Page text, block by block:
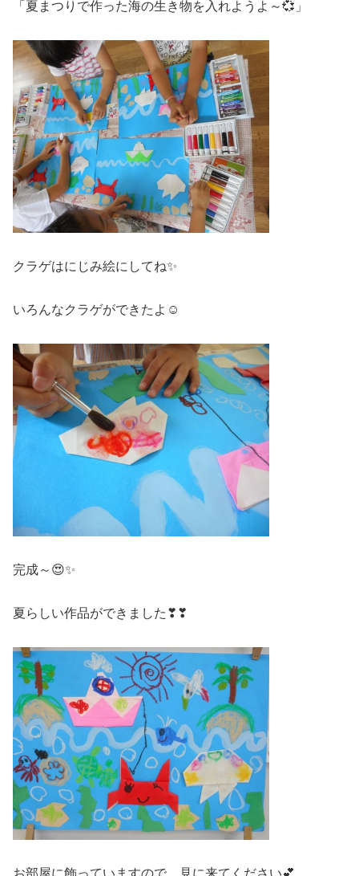
「夏まつりで作った海の生き物を入れようよ～💞」
クラゲはにじみ絵にしてね✨
いろんなクラゲができたよ☺
完成～😍✨
夏らしい作品ができました❣❣
お部屋に飾っていますので、見に来てください💕